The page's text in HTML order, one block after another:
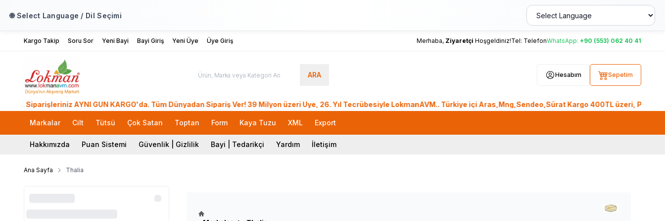
🌐 Select Language / Dil Seçimi
Kargo Takip Soru Sor Yeni Bayi Bayi Giriş Yeni Üye Üye Giriş Merhaba, Ziyaretçi Hoşgeldiniz!Tel: TelefonWhatsApp: +90 (553) 062 40 41
ARA Hesabım Sepetim
AYNI GÜN KARGO'da. Tüm Dünyadan Sipariş Ver! 39 Milyon üzeri Üye, 26. Yıl Tecrübesiyle LokmanAVM.. Türkiye içi Aras,Mng,Sendeo,Sürat Kargo 400TL üzeri, Ptt Kargo
Markalar Cilt Tütsü Çok Satan Toptan Form Kaya Tuzu XML Export
Hakkımızda Puan Sistemi Güvenlik | Gizlilik Bayi | Tedarikçi Yardım İletişim
Ana Sayfa Thalia